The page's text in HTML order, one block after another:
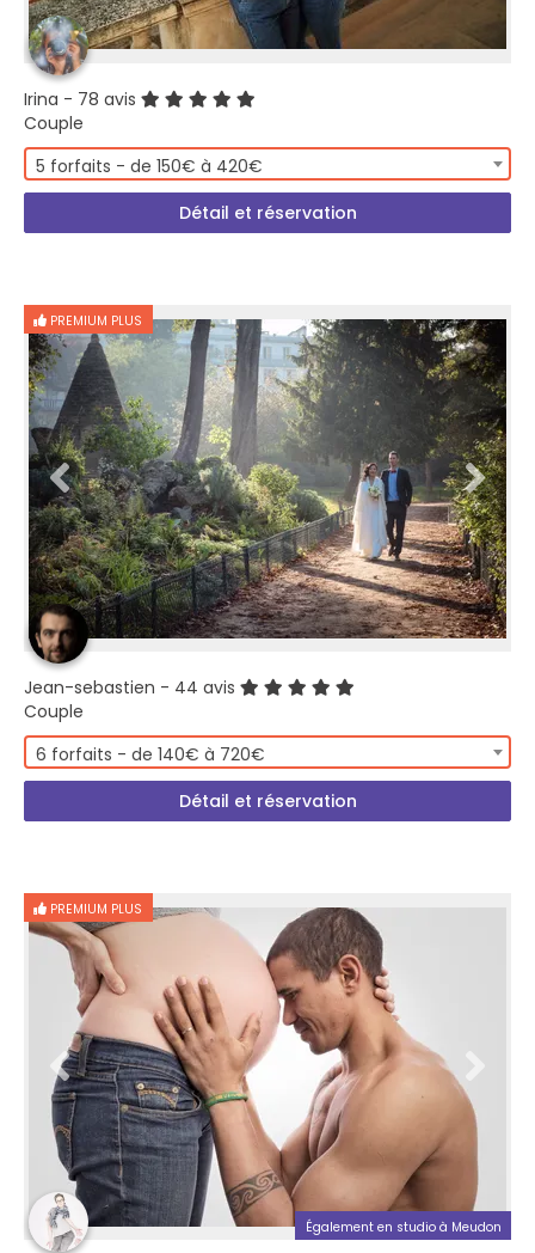
Irina - 78 avis
Couple
5 forfaits - de 150€ à 420€
Détail et réservation
PREMIUM PLUS
Jean-sebastien - 44 avis
Couple
6 forfaits - de 140€ à 720€
Détail et réservation
PREMIUM PLUS
Également en studio à Meudon